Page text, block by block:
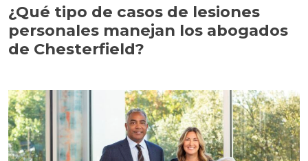
¿Qué tipo de casos de lesiones
personales manejan los abogados
de Chesterfield?